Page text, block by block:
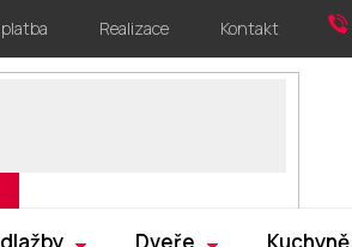
Realizace Kontakt